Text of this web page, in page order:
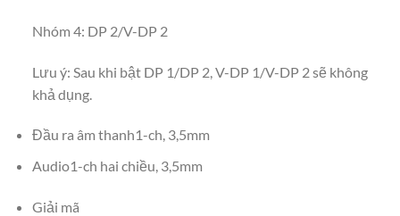
Nhóm 4: DP 2/V-DP 2
Lưu ý: Sau khi bật DP 1/DP 2, V-DP 1/V-DP 2 sẽ không
khả dụng.
Đầu ra âm thanh1-ch, 3,5mm
Audio1-ch hai chiều, 3,5mm
Giải mã